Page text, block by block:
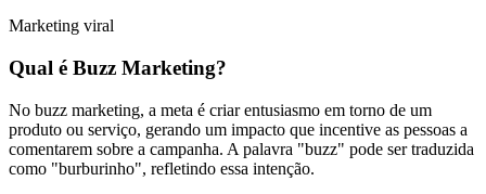
Marketing viral
Qual é Buzz Marketing?
No buzz marketing, a meta é criar entusiasmo em torno de um
produto ou serviço, gerando um impacto que incentive as pessoas a
comentarem sobre a campanha. A palavra "buzz" pode ser traduzida
como "burburinho", refletindo essa intenção.